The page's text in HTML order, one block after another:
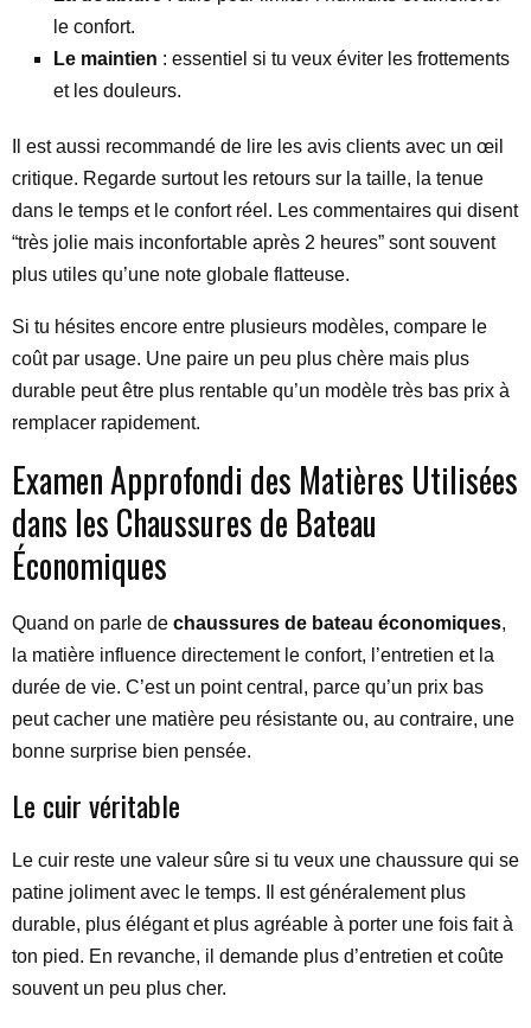
le confort.
Le maintien : essentiel si tu veux éviter les frottements
et les douleurs.
Il est aussi recommandé de lire les avis clients avec un œil
critique. Regarde surtout les retours sur la taille, la tenue
dans le temps et le confort réel. Les commentaires qui disent
“très jolie mais inconfortable après 2 heures” sont souvent
plus utiles qu’une note globale flatteuse.
Si tu hésites encore entre plusieurs modèles, compare le
coût par usage. Une paire un peu plus chère mais plus
durable peut être plus rentable qu’un modèle très bas prix à
remplacer rapidement.
Examen Approfondi des Matières Utilisées
dans les Chaussures de Bateau
Économiques
Quand on parle de chaussures de bateau économiques,
la matière influence directement le confort, l’entretien et la
durée de vie. C’est un point central, parce qu’un prix bas
peut cacher une matière peu résistante ou, au contraire, une
bonne surprise bien pensée.
Le cuir véritable
Le cuir reste une valeur sûre si tu veux une chaussure qui se
patine joliment avec le temps. Il est généralement plus
durable, plus élégant et plus agréable à porter une fois fait à
ton pied. En revanche, il demande plus d’entretien et coûte
souvent un peu plus cher.